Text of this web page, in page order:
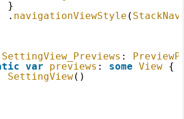
}
. navigationViewStyle (
SettingView_Previews :
var previews : some View {
SettingView()